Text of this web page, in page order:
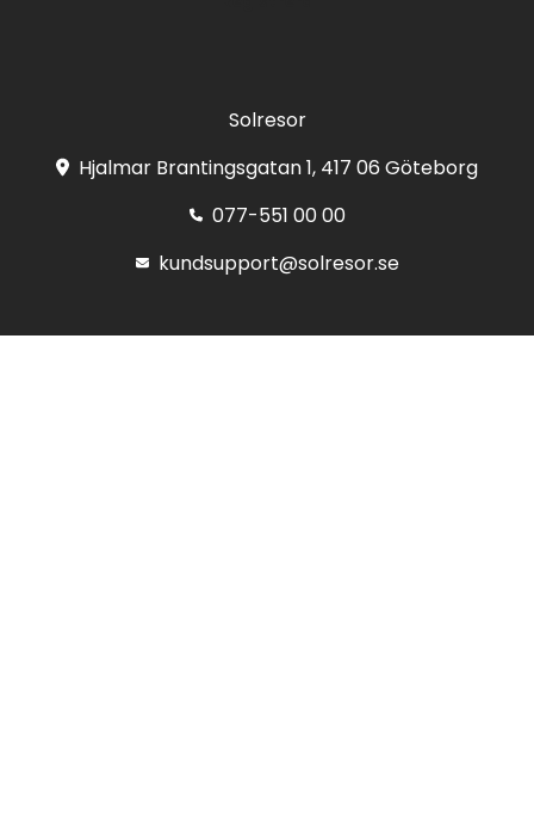
Solresor
Hjalmar Brantingsgatan 1, 417 06 Göteborg
077-551 00 00
kundsupport@solresor.se